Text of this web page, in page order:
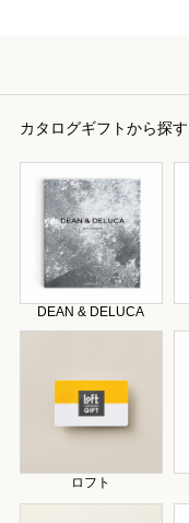
カタログギフトから探す
DEAN & DELUCA
ロフト